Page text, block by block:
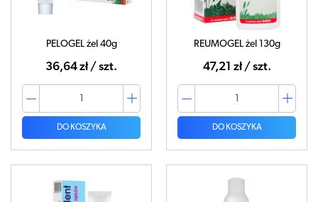
PELOGEL żel 40g
36,64 zł / szt.
DO KOSZYKA
REUMOGEL żel 130g
47,21 zł / szt.
DO KOSZYKA